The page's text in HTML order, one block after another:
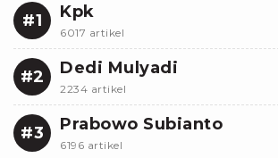
#1 Kpk
6017 artikel
#2 Dedi Mulyadi
2234 artikel
#3 Prabowo Subianto
6196 artikel